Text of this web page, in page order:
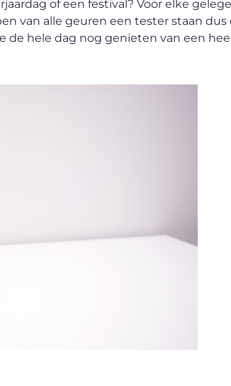
of een festival? Voor elke
van alle geuren een tester staan dus
de hele dag nog genieten van een